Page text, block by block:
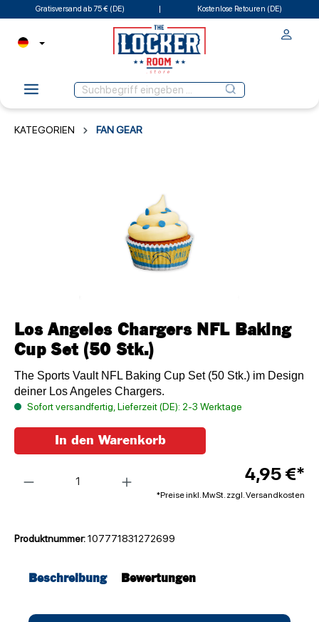
Gratisversand ab 75 € (DE) Kostenlose Retouren (DE)
KATEGORIEN FAN GEAR
Los Angeles Chargers NFL Baking
Cup Set (50 Stk.)
The Sports Vault NFL Baking Cup Set (50 Stk.) im Design
deiner Los Angeles Chargers.
Sofort versandfertig, Lieferzeit (DE): 2-3 Werktage
4,95 €*
*Preise inkl. MwSt. zzgl. Versandkosten
In den Warenkorb
Produktnummer:107771831272699
Beschreibung Bewertungen